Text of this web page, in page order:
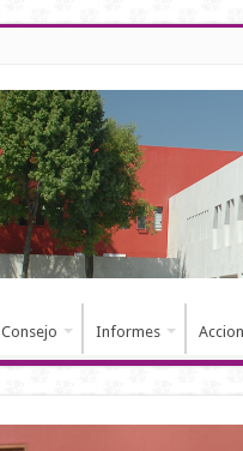
Consejo Informes